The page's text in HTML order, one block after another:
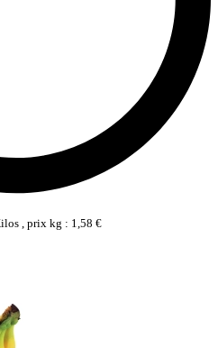
, prix kg : 1,58 €